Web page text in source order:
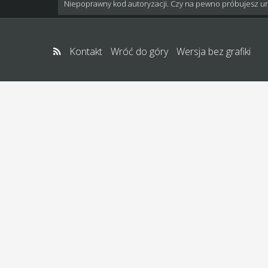
Niepoprawny kod autoryzacji. Czy na pewno próbujesz
Kontakt Wróć do góry Wersja bez grafiki